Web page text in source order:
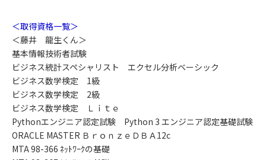
＜取得資格一覧＞
＜藤井 龍生くん＞
基本情報技術者試験
ビジネス統計スペシャリスト エクセル分析ベーシック
ビジネス数学検定 1級
ビジネス数学検定 2級
ビジネス数学検定 Ｌｉｔｅ
Pythonエンジニア認定試験 Python 3 エンジニア認定基礎試験
ORACLE MASTER ＢｒｏｎｚｅＤＢＡ12c
MTA 98-366 ﾈｯﾄﾜｰｸの基礎